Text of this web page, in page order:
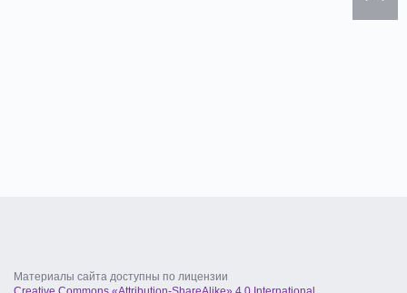
Материалы сайта доступны по лицензии